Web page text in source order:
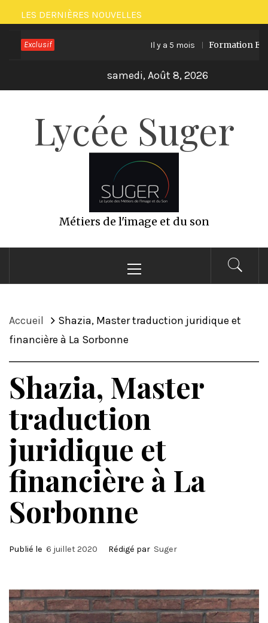
Passer
au
contenu
LES DERNIÈRES NOUVELLES
Exclusif Il y a 5 mois Formation ECO
samedi, Août 8, 2026
Lycée Suger
Métiers de l'image et du son
principal
Accueil
Shazia, Master traduction juridique et
financière à La Sorbonne
Shazia, Master
traduction
juridique et
financière à La
Sorbonne
Publié le 6 juillet 2020 Rédigé par Suger